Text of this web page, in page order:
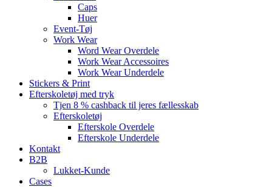
Caps
Huer
Event-Tøj
Work Wear
Word Wear Overdele
Work Wear Accessoires
Work Wear Underdele
Stickers & Print
Efterskoletøj med tryk
Tjen 8 % cashback til jeres fællesskab
Efterskoletøj
Efterskole Overdele
Efterskole Underdele
Kontakt
B2B
Lukket-Kunde
Cases